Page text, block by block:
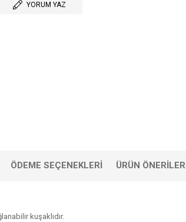
YORUM YAZ
ÖDEME SEÇENEKLERI ÜRÜN
kuşaklıdır.